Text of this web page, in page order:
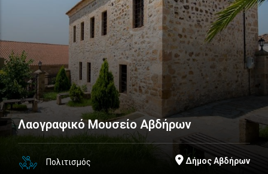
Λαογραφικό Μουσείο Αβδήρων
Πολιτισμός Δήμος Αβδήρων